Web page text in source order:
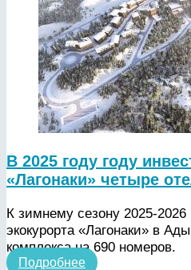
В 2025 году году
«Лагонаки» четыре
К зимнему сезону 2025-2026
экокурорта «Лагонаки» в
комплекса на 690 номеров.
Подробнее